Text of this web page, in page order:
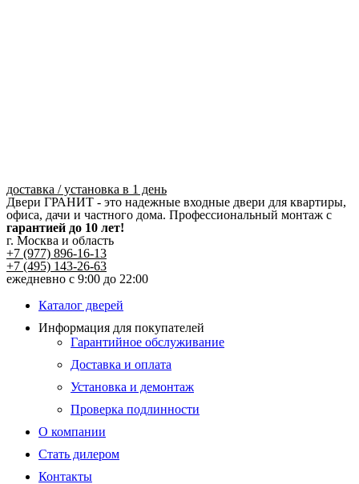
доставка / установка в 1 день
Двери ГРАНИТ - это надежные входные двери для квартиры,
офиса, дачи и частного дома. Профессиональный монтаж с
гарантией до 10 лет!
г. Москва и область
+7 (977) 896-16-13
+7 (495) 143-26-63
ежедневно с 9:00 до 22:00
Каталог дверей
Информация для покупателей
Гарантийное обслуживание
Доставка и оплата
Установка и демонтаж
Проверка подлинности
О компании
Стать дилером
Контакты